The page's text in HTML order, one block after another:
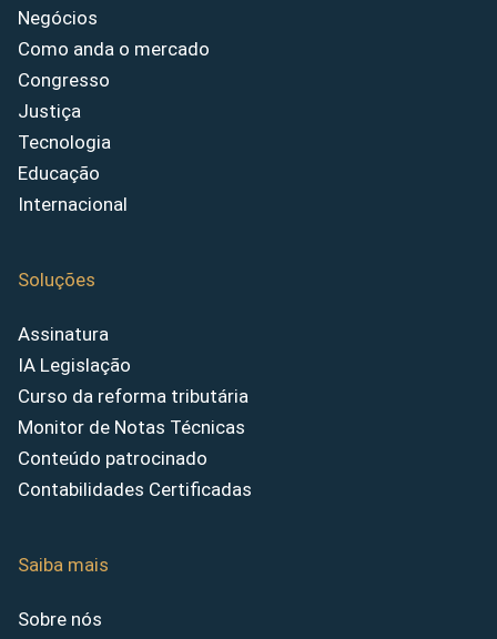
Negócios
Como anda o mercado
Congresso
Justiça
Tecnologia
Educação
Internacional
Soluções
Assinatura
IA Legislação
Curso da reforma tributária
Monitor de Notas Técnicas
Conteúdo patrocinado
Contabilidades Certificadas
Saiba mais
Sobre nós